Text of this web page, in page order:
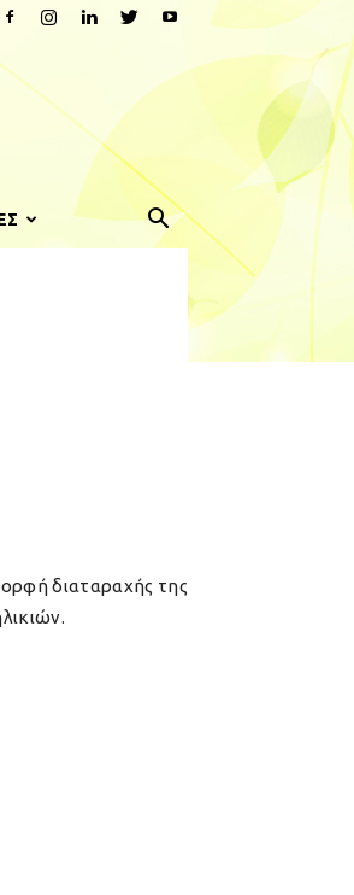
διαταραχής της